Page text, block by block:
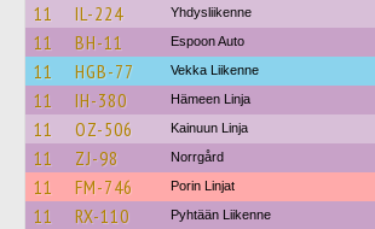
11 IL-224 Yhdysliikenne
11 BH-11 Espoon Auto
11 HGB-77 Vekka Liikenne
11 IH-380 Hämeen Linja
11 OZ-506 Kainuun Linja
11 ZJ-98 Norrgård
11 FM-746 Porin Linjat
11 RX-110 Pyhtään Liikenne